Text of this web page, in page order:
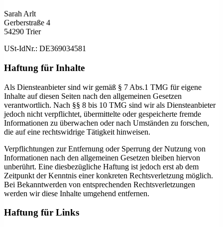
Sarah Arlt
Gerberstraße 4
54290 Trier
USt-IdNr.: DE369034581
Haftung für Inhalte
Als Diensteanbieter sind wir gemäß § 7 Abs.1 TMG für eigene
Inhalte auf diesen Seiten nach den allgemeinen Gesetzen
verantwortlich. Nach §§ 8 bis 10 TMG sind wir als Diensteanbieter
jedoch nicht verpflichtet, übermittelte oder gespeicherte fremde
Informationen zu überwachen oder nach Umständen zu forschen,
die auf eine rechtswidrige Tätigkeit hinweisen.
Verpflichtungen zur Entfernung oder Sperrung der Nutzung von
Informationen nach den allgemeinen Gesetzen bleiben hiervon
unberührt. Eine diesbezügliche Haftung ist jedoch erst ab dem
Zeitpunkt der Kenntnis einer konkreten Rechtsverletzung möglich.
Bei Bekanntwerden von entsprechenden Rechtsverletzungen
werden wir diese Inhalte umgehend entfernen.
Haftung für Links